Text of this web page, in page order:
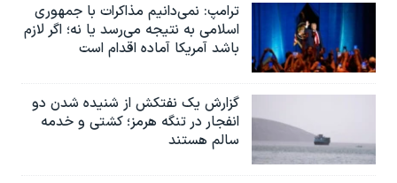
ترامپ: نمی‌دانیم مذاکرات با جمهوری
اسلامی به نتیجه می‌رسد یا نه؛ اگر لازم
باشد آمریکا آماده اقدام است
گزارش یک نفتکش از شنیده شدن دو
انفجار در تنگه هرمز؛ کشتی و خدمه
سالم هستند